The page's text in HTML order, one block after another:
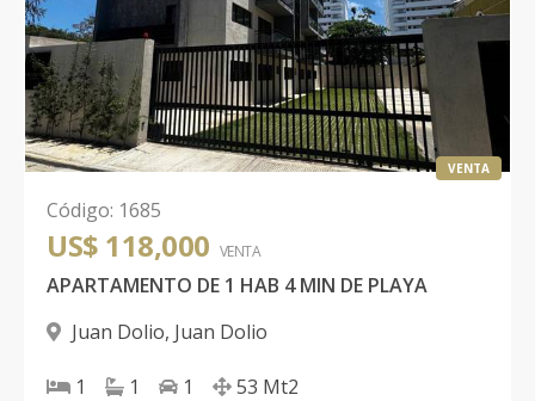
VENTA
Código: 1685
US$ 118,000 VENTA
APARTAMENTO DE 1 HAB 4 MIN DE PLAYA
Juan Dolio, Juan Dolio
1 1 1 53 Mt2